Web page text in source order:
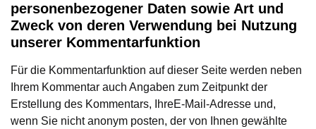
personenbezogener Daten sowie Art und
Zweck von deren Verwendung bei Nutzung
unserer Kommentarfunktion
Für die Kommentarfunktion auf dieser Seite werden neben
Ihrem Kommentar auch Angaben zum Zeitpunkt der
Erstellung des Kommentars, IhreE-Mail-Adresse und,
wenn Sie nicht anonym posten, der von Ihnen gewählte